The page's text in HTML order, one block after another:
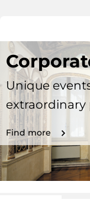
Unique
extraordinary
Find more